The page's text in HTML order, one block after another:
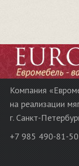
Компания
на реализации
г. Санкт-
+7 985 490-81-50